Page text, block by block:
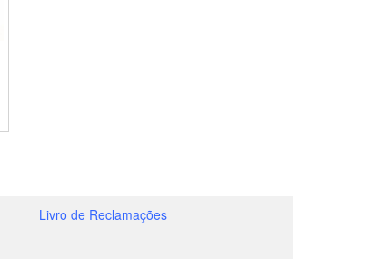
Livro de Reclamações